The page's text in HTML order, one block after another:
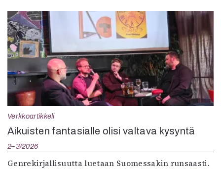
Verkkoartikkeli
Aikuisten fantasialle olisi valtava kysyntä
2–3/2026
Genrekirjallisuutta luetaan Suomessakin runsaasti.